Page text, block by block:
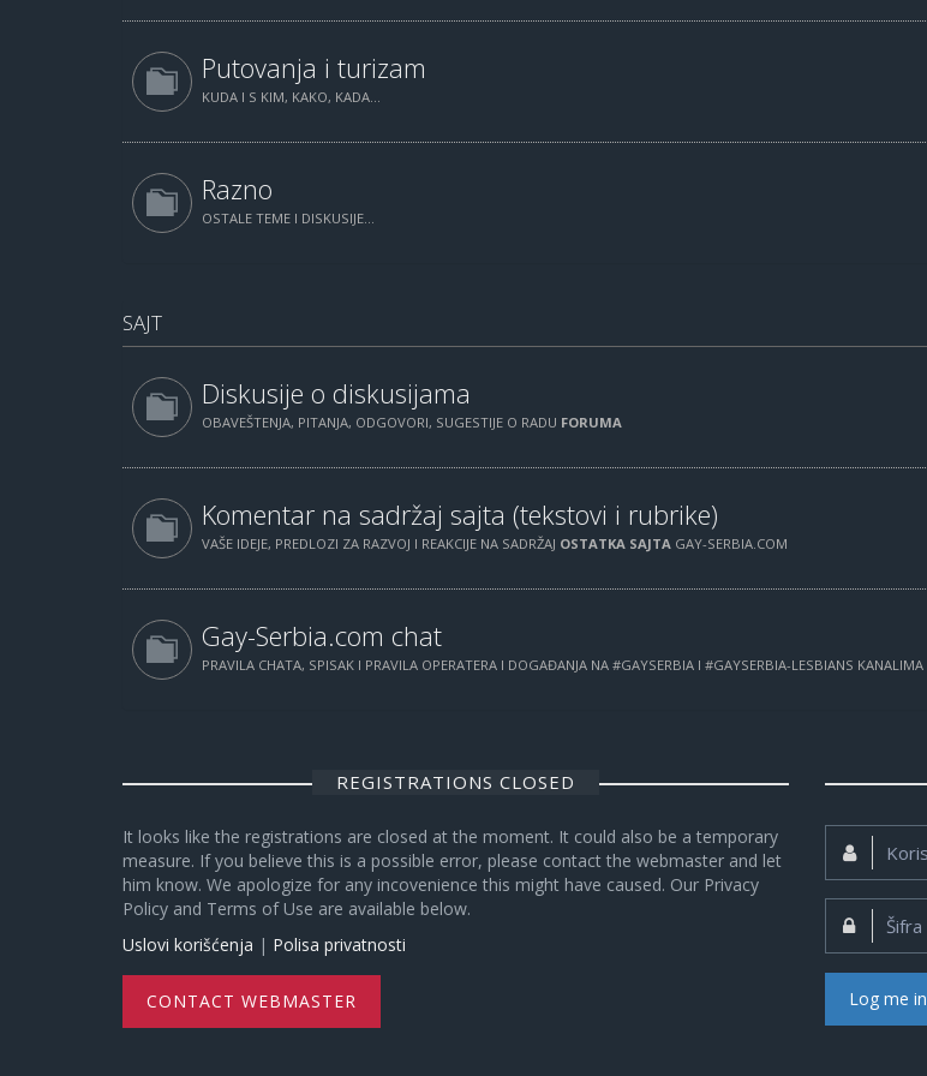
Putovanja i turizam
KUDA I S KIM, KAKO, KADA...
Razno
OSTALE TEME I DISKUSIJE...
SAJT
Diskusije o diskusijama
OBAVEŠTENJA, PITANJA, ODGOVORI, SUGESTIJE O RADU FORUMA
Komentar na sadržaj sajta (tekstovi i rubrike)
VAŠE IDEJE, PREDLOZI ZA RAZVOJ I REAKCIJE NA SADRŽAJ OSTATKA SAJTA GAY-SERBIA.COM
Gay-Serbia.com chat
PRAVILA CHATA, SPISAK I PRAVILA OPERATERA I DOGAĐANJA NA #GAYSERBIA I #GAYSERBIA-LESBIANS KANALIMA
REGISTRATIONS CLOSED
It looks like the registrations are closed at the moment. It could also be a temporary
measure. If you believe this is a possible error, please contact the webmaster and let
him know. We apologize for any incovenience this might have caused. Our Privacy
Policy and Terms of Use are available below.
Uslovi korišćenja | Polisa privatnosti
CONTACT WEBMASTER
Korisničko
Šifra:
Log me in